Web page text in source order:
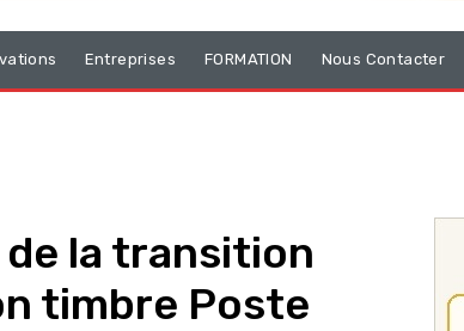
Entreprises FORMATION Nous Contacter
la transition
timbre Poste